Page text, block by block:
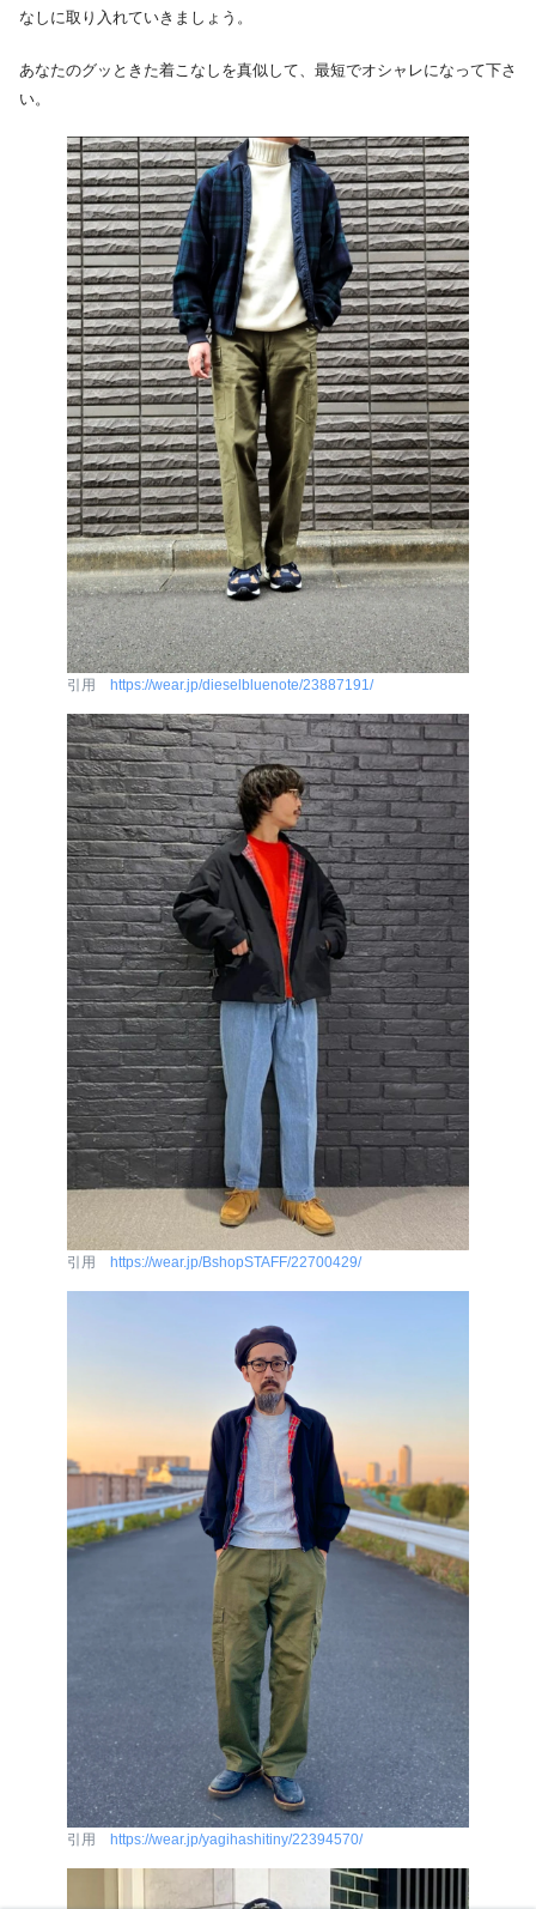
なしに取り入れていきましょう。
あなたのグッときた着こなしを真似して、最短でオシャレになって下さ
い。
引用 https://wear.jp/dieselbluenote/23887191/
引用 https://wear.jp/BshopSTAFF/22700429/
引用 https://wear.jp/yagihashitiny/22394570/